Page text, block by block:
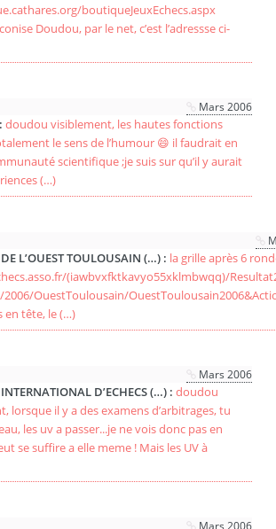
boutiqueJeuxEchecs.aspx
Doudou, par le net, c’est l’adressse ci-
Mars 2006
:doudou visiblement, les hautes fonctions
le sens de l’humour 😄 il faudrait en
scientifique ;je suis sur qu’il y aurait
(…)
L’OUEST TOULOUSAIN (…) : la grille après 6
(iawbvxfktkavyo55xklmbwqq)/
2006/OuestToulousain/
en tête, le (…)
Mars 2006
D’ECHECS (…) :doudou
lorsque il y a des examens d’arbitrages, tu
les uv a passer...je ne vois donc pas en
a elle meme ! Mais les UV à